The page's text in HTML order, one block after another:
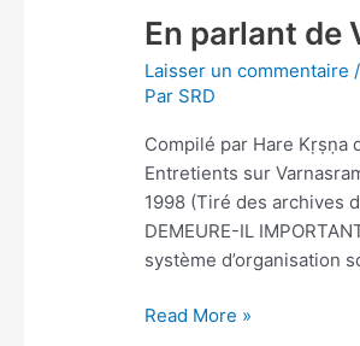
En parlant de
Laisser un commentaire
Par SRD
Compilé par Hare Kṛṣṇa
Entretients sur
1998 (Tiré des archives
DEMEURE-IL
système d’organisation
de
Varnasrama
Read More »